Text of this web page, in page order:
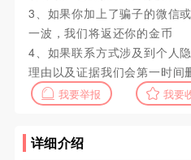
3、如果你加上了骗子的微信
一波，我们将返还你的金币
4、如果联系方式涉及到个人
理由以及证据我们会第一时间
我要举报 我要
详细介绍